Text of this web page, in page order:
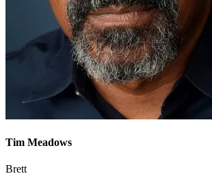
Tim Meadows
Brett